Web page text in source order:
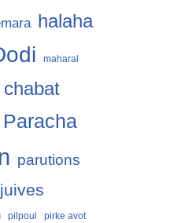
halaha
maharal
Paracha
parutions
pilpoul
pirke avot